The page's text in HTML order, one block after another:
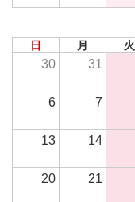
日 月 火
30 31
6 7
13 14
20 21